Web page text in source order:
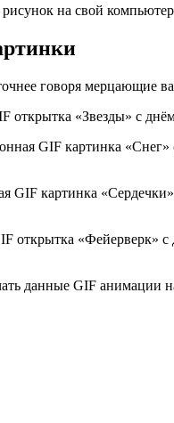
на свой
говоря мерцающие
данные GIF анимации